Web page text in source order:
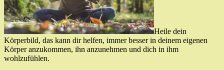
Heile dein
Körperbild, das kann dir helfen, immer besser in deinem eigenen
Körper anzukommen, ihn anzunehmen und dich in ihm
wohlzufühlen.